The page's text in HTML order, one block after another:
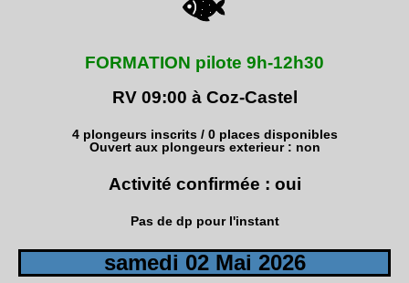
FORMATION pilote 9h-12h30
RV 09:00 à Coz-Castel
4 plongeurs inscrits / 0 places disponibles
Ouvert aux plongeurs exterieur : non
Activité confirmée : oui
Pas de dp pour l'instant
samedi 02 Mai 2026